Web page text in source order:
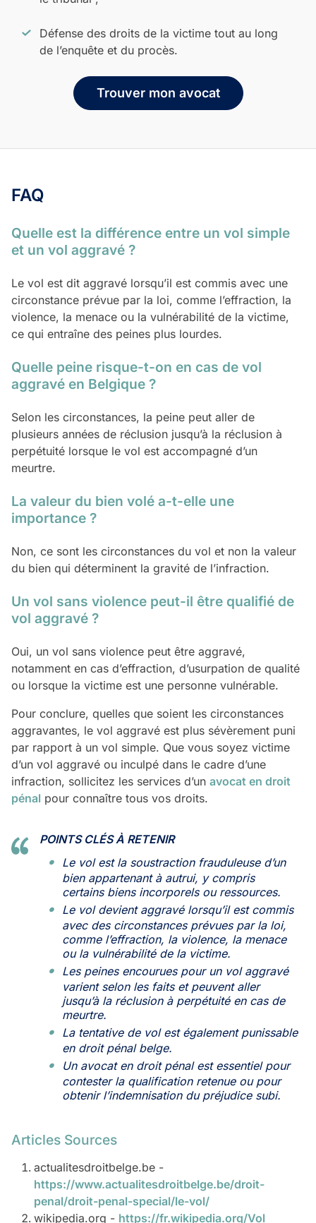
Défense des droits de la victime tout au long
de l’enquête et du procès.
Trouver mon avocat
FAQ
Quelle est la différence entre un vol simple
et un vol aggravé ?
Le vol est dit aggravé lorsqu’il est commis avec une
circonstance prévue par la loi, comme l’effraction, la
violence, la menace ou la vulnérabilité de la victime,
ce qui entraîne des peines plus lourdes.
Quelle peine risque-t-on en cas de vol
aggravé en Belgique ?
Selon les circonstances, la peine peut aller de
plusieurs années de réclusion jusqu’à la réclusion à
perpétuité lorsque le vol est accompagné d’un
meurtre.
La valeur du bien volé a-t-elle une
importance ?
Non, ce sont les circonstances du vol et non la valeur
du bien qui déterminent la gravité de l’infraction.
Un vol sans violence peut-il être qualifié de
vol aggravé ?
Oui, un vol sans violence peut être aggravé,
notamment en cas d’effraction, d’usurpation de qualité
ou lorsque la victime est une personne vulnérable.
Pour conclure, quelles que soient les circonstances
aggravantes, le vol aggravé est plus sévèrement puni
par rapport à un vol simple. Que vous soyez victime
d’un vol aggravé ou inculpé dans le cadre d’une
infraction, sollicitez les services d’un avocat en droit
pénal pour connaître tous vos droits.
POINTS CLÉS À RETENIR
Le vol est la soustraction frauduleuse d’un
bien appartenant à autrui, y compris
certains biens incorporels ou ressources.
Le vol devient aggravé lorsqu’il est commis
avec des circonstances prévues par la loi,
comme l’effraction, la violence, la menace
ou la vulnérabilité de la victime.
Les peines encourues pour un vol aggravé
varient selon les faits et peuvent aller
jusqu’à la réclusion à perpétuité en cas de
meurtre.
La tentative de vol est également punissable
en droit pénal belge.
Un avocat en droit pénal est essentiel pour
contester la qualification retenue ou pour
obtenir l’indemnisation du préjudice subi.
Articles Sources
actualitesdroitbelge.be -
https://www.actualitesdroitbelge.be/droit-
penal/droit-penal-special/le-vol/
wikipedia.org - https://fr.wikipedia.org/Vol